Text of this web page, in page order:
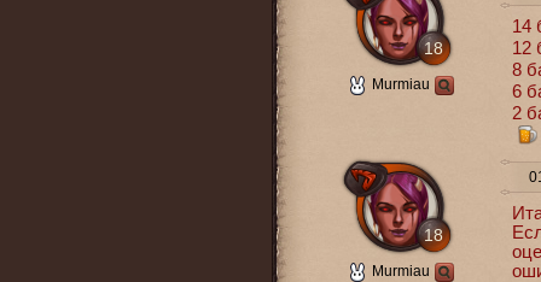
18
Murmiau
14
12
8
6
2
18
Murmiau